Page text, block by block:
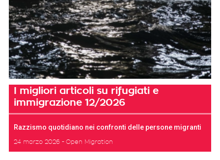
I migliori articoli su rifugiati e
immigrazione 12/2026
Razzismo quotidiano nei confronti delle persone migranti
24 marzo 2026 Open Migration